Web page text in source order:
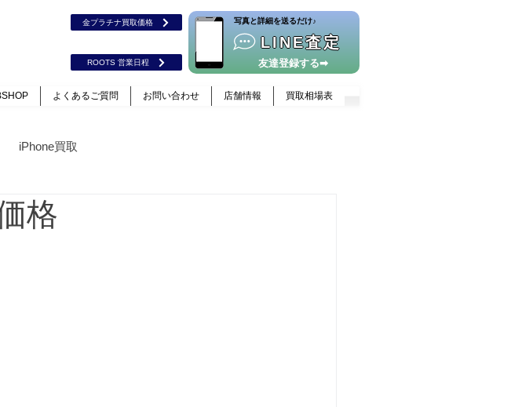
金プラチナ買取価格
ROOTS 営業日程
LINE査定
​写真と詳細を送るだけ♪
友達登録する➡
よくあるご質問 お問い合わせ 店舗情報 買取相場表
iPhone買取
格